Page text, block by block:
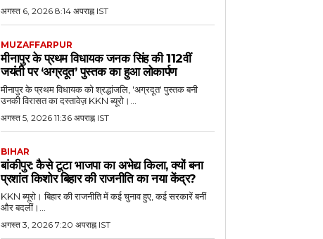
अगस्त 6, 2026 8:14 अपराह्न IST
MUZAFFARPUR
मीनापुर के प्रथम विधायक जनक सिंह की 112वीं
जयंती पर ‘अग्रदूत’ पुस्तक का हुआ लोकार्पण
मीनापुर के प्रथम विधायक को श्रद्धांजलि, 'अग्रदूत' पुस्तक बनी
उनकी विरासत का दस्तावेज़ KKN ब्यूरो।...
अगस्त 5, 2026 11:36 अपराह्न IST
BIHAR
बांकीपुर: कैसे टूटा भाजपा का अभेद्य किला, क्यों बना
प्रशांत किशोर बिहार की राजनीति का नया केंद्र?
KKN ब्यूरो। बिहार की राजनीति में कई चुनाव हुए, कई सरकारें बनीं
और बदलीं।...
अगस्त 3, 2026 7:20 अपराह्न IST